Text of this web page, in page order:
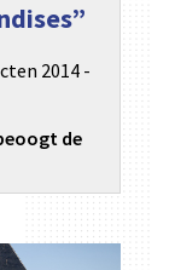
2014 -
de